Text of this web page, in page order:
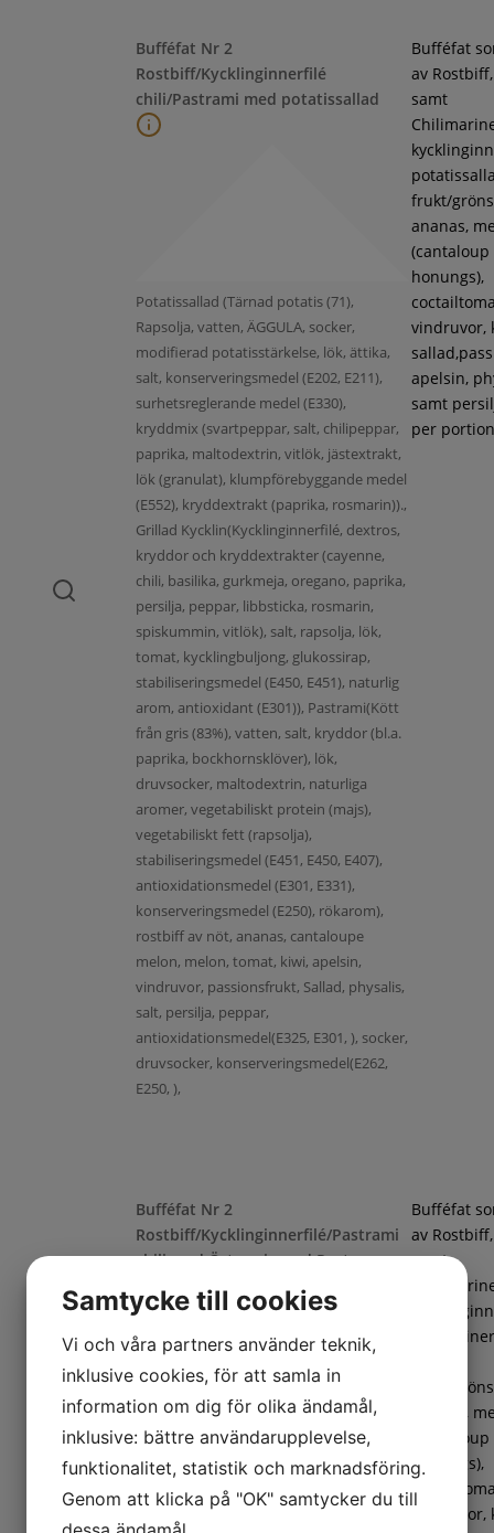
Bufféfat Nr 2
Rostbiff/Kycklinginnerfilé
chili/Pastrami med potatissallad
Potatissallad (Tärnad potatis (71),
Rapsolja, vatten, ÄGGULA, socker,
modifierad potatisstärkelse, lök, ättika,
salt, konserveringsmedel (E202, E211),
surhetsreglerande medel (E330),
kryddmix (svartpeppar, salt, chilipeppar,
paprika, maltodextrin, vitlök, jästextrakt,
lök (granulat), klumpförebyggande medel
(E552), kryddextrakt (paprika, rosmarin)).,
Grillad Kycklin(Kycklinginnerfilé, dextros,
kryddor och kryddextrakter (cayenne,
chili, basilika, gurkmeja, oregano, paprika,
persilja, peppar, libbsticka, rosmarin,
spiskummin, vitlök), salt, rapsolja, lök,
tomat, kycklingbuljong, glukossirap,
stabiliseringsmedel (E450, E451), naturlig
arom, antioxidant (E301)), Pastrami(Kött
från gris (83%), vatten, salt, kryddor (bl.a.
paprika, bockhornsklöver), lök,
druvsocker, maltodextrin, naturliga
aromer, vegetabiliskt protein (majs),
vegetabiliskt fett (rapsolja),
stabiliseringsmedel (E451, E450, E407),
antioxidationsmedel (E301, E331),
konserveringsmedel (E250), rökarom),
rostbiff av nöt, ananas, cantaloupe
melon, melon, tomat, kiwi, apelsin,
vindruvor, passionsfrukt, Sallad, physalis,
salt, persilja, peppar,
antioxidationsmedel(E325, E301, ), socker,
druvsocker, konserveringsmedel(E262,
E250, ),
Bufféfat
av
samt
frukt/
ananas,
(cantaloup
honungs),
vindruvor,
apelsin,
samt
per
Bufféfat Nr 2
Rostbiff/Kycklinginnerfilé/Pastrami
chili med Örtmarinerad Pasta
Penne örtmarinerad(Pasta (DURUMVETE,
vatten), marinad (vatten, rapsolja, salt,
vitvinsvinäger, äppeljuice, krydda
Bufféfat
av
samt
frukt/
ananas,
honungs),
vindruvor,
Samtycke till cookies
Vi och våra partners använder teknik,
inklusive cookies, för att samla in
information om dig för olika ändamål,
inklusive: bättre användarupplevelse,
funktionalitet, statistik och marknadsföring.
Genom att klicka på "OK" samtycker du till